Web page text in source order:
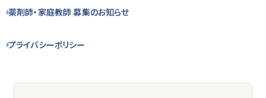
薬剤師・家庭教師 募集のお知らせ
プライバシーポリシー